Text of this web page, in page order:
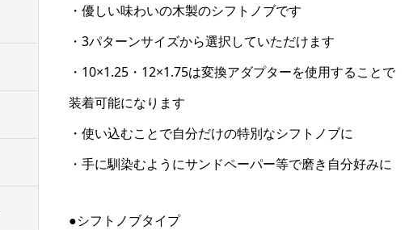
・優しい味わいの木製のシフトノブです
・3パターンサイズから選択していただけます
・10×1.25・12×1.75は変換アダプターを使用することで
装着可能になります
・使い込むことで自分だけの特別なシフトノブに
・手に馴染むようにサンドペーパー等で磨き自分好みに
●シフトノブタイプ